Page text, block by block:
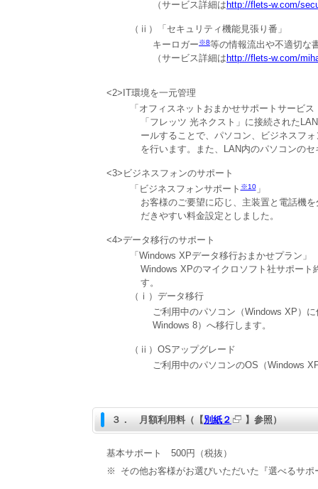
（サービス詳細は http://flets-w.com/
（ⅱ）「セキュリティ機能見張り番」
キーロガー※8等の情報流出や不適切な
（サービス詳細は http://flets-w.com/
<2>IT環境を一元管理
「オフィスネットおまかせサポートサービ
「フレッツ 光ネクスト」に接続された
ールすることで、パソコン、ビジネスフ
を行います。また、LAN内のパソコンの
<3>ビジネスフォンのサポート
「ビジネスフォンサポート※10」
お客様のご要望に応じ、主装置と電話機
だきやすい料金設定としました。
<4>データ移行のサポート
「Windows XPデータ移行おまかせプラン」
Windows XPのマイクロソフト社サポー
す。
（ⅰ）データ移行
ご利用中のパソコン（Windows XP）
Windows 8）へ移行します。
（ⅱ）OSアップグレード
ご利用中のパソコンのOS（Windows
３． 月額利用料（【別紙２ 】参照）
基本サポート 500円（税抜）
※
その他お客様がお選びいただいた『選べるサ